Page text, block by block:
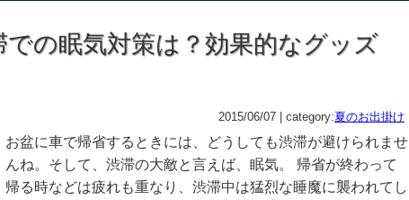
での眠気対策は？効果的なグッズ
2015/06/07 | category:夏のお出掛け
お盆に車で帰省するときには、どうしても渋滞が避けられませ
んね。そして、渋滞の大敵と言えば、眠気。 帰省が終わって
帰る時などは疲れも重なり、渋滞中は猛烈な睡魔に襲われてし